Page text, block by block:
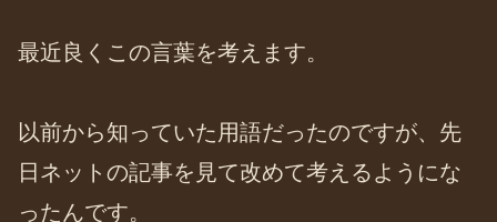
最近良くこの言葉を考えます。
以前から知っていた用語だったのですが、先
日ネットの記事を見て改めて考えるようにな
ったんです。